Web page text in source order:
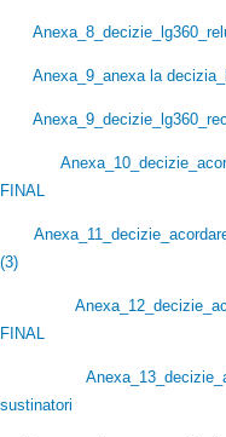
Anexa_9_anexa la
FINAL
(3)
FINAL
sustinatori